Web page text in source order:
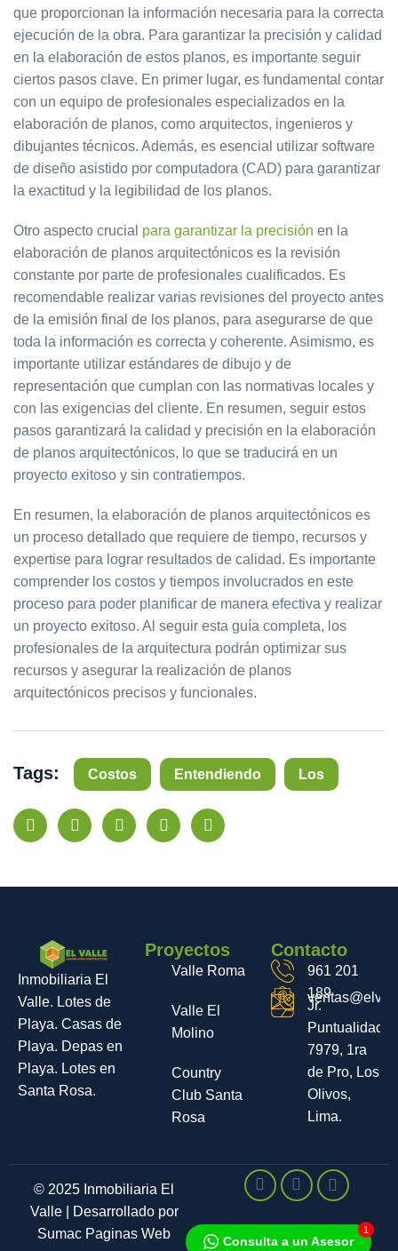
que proporcionan la información necesaria para la correcta
ejecución de la obra. Para garantizar la precisión y calidad
en la elaboración de estos planos, es importante seguir
ciertos pasos clave. En primer lugar, es fundamental contar
con un equipo de profesionales especializados en la
elaboración de planos, como arquitectos, ingenieros y
dibujantes técnicos. Además, es esencial utilizar software
de diseño asistido por computadora (CAD) para garantizar
la exactitud y la legibilidad de los planos.
Otro aspecto crucial para garantizar la precisión en la
elaboración de planos arquitectónicos es la revisión
constante por parte de profesionales cualificados. Es
recomendable realizar varias revisiones del proyecto antes
de la emisión final de los planos, para asegurarse de que
toda la información es correcta y coherente. Asimismo, es
importante utilizar estándares de dibujo y de
representación que cumplan con las normativas locales y
con las exigencias del cliente. En resumen, seguir estos
pasos garantizará la calidad y precisión en la elaboración
de planos arquitectónicos, lo que se traducirá en un
proyecto exitoso y sin contratiempos.
En resumen, la elaboración de planos arquitectónicos es
un proceso detallado que requiere de tiempo, recursos y
expertise para lograr resultados de calidad. Es importante
comprender los costos y tiempos involucrados en este
proceso para poder planificar de manera efectiva y realizar
un proyecto exitoso. Al seguir esta guía completa, los
profesionales de la arquitectura podrán optimizar sus
recursos y asegurar la realización de planos
arquitectónicos precisos y funcionales.
Tags: Costos Entendiendo Los
Inmobiliaria El
Valle. Lotes de
Playa. Casas de
Playa. Depas en
Playa. Lotes en
Santa Rosa.
Proyectos
Valle Roma
Valle El
Molino
Country
Club Santa
Rosa
Contacto
961 201
189
Jr.
Puntualidad
7979, 1ra
de Pro, Los
Olivos,
Lima.
© 2025 Inmobiliaria El
Valle | Desarrollado por
Sumac Paginas Web
Consulta a un Asesor
1